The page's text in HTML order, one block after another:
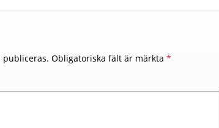
publiceras. Obligatoriska fält är märkta *